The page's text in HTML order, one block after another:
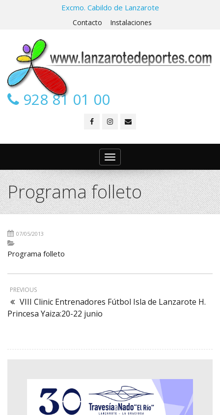
Excmo. Cabildo de Lanzarote
Contacto Instalaciones
928 81 01 00
Toggle
navigation
Programa folleto
07/05/2013
Programa folleto
PREVIOUS
VIII Clinic Entrenadores Fútbol Isla de Lanzarote H.
Princesa Yaiza:20-22 junio